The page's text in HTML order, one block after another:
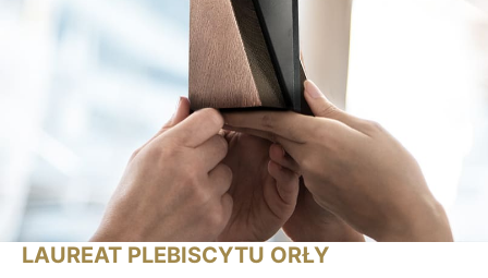
LAUREAT PLEBISCYTU ORŁY